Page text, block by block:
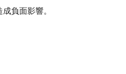
負面影響。